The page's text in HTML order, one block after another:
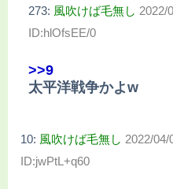
273: 風吹けば毛無し 2022/
ID:hlOfsEE/0
>>9
太平洋戦争かよw
10: 風吹けば毛無し 2022/04/
ID:jwPtL+q60